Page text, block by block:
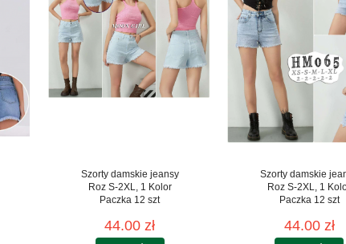
Szorty damskie jeansy
Roz S-2XL, 1 Kolor
Paczka 12 szt
44.00 zł
Szorty damskie
Roz S-2XL, 1
Paczka 12 szt
44.00 zł